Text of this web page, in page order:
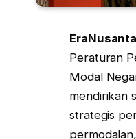
Peraturan
Modal
mendirikan
strategis